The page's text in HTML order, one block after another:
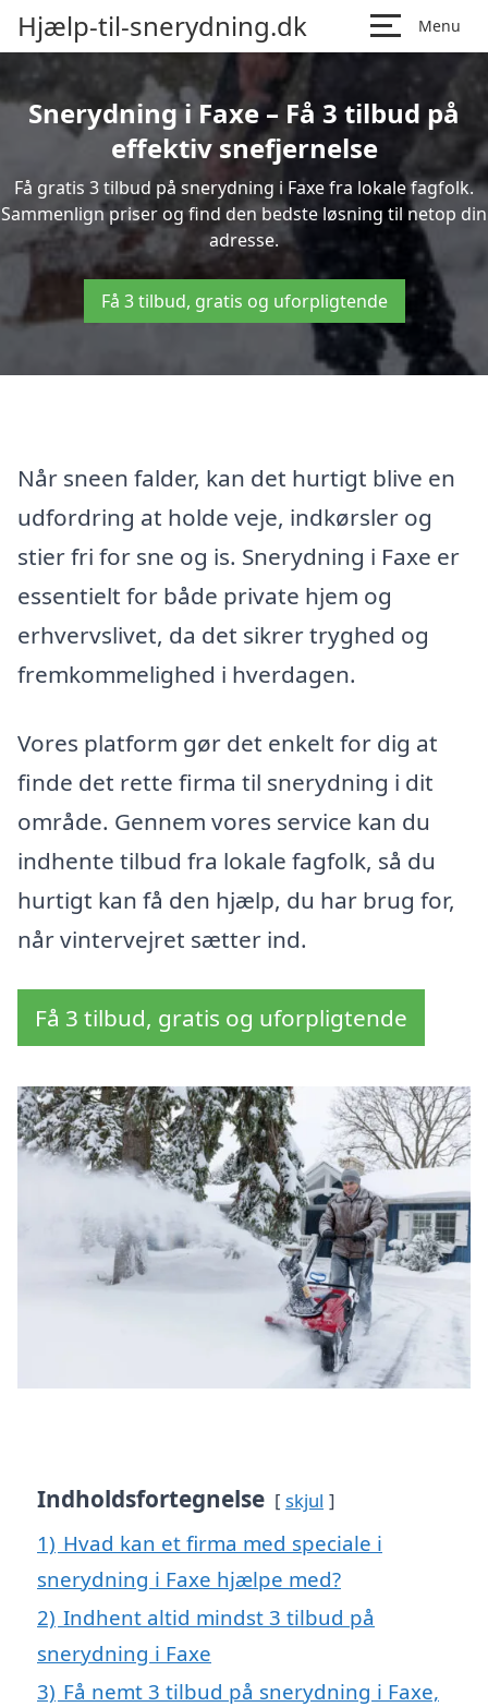
Hjælp-til-snerydning.dk Menu
Snerydning i Faxe – Få 3 tilbud på
effektiv snefjernelse
Få gratis 3 tilbud på snerydning i Faxe fra lokale fagfolk.
Sammenlign priser og find den bedste løsning til netop din
adresse.
Få 3 tilbud, gratis og uforpligtende
Når sneen falder, kan det hurtigt blive en
udfordring at holde veje, indkørsler og
stier fri for sne og is. Snerydning i Faxe er
essentielt for både private hjem og
erhvervslivet, da det sikrer tryghed og
fremkommelighed i hverdagen.
Vores platform gør det enkelt for dig at
finde det rette firma til snerydning i dit
område. Gennem vores service kan du
indhente tilbud fra lokale fagfolk, så du
hurtigt kan få den hjælp, du har brug for,
når vintervejret sætter ind.
Få 3 tilbud, gratis og uforpligtende
Indholdsfortegnelse skjul
1) Hvad kan et firma med speciale i
snerydning i Faxe hjælpe med?
2) Indhent altid mindst 3 tilbud på
snerydning i Faxe
3) Få nemt 3 tilbud på snerydning i Faxe,